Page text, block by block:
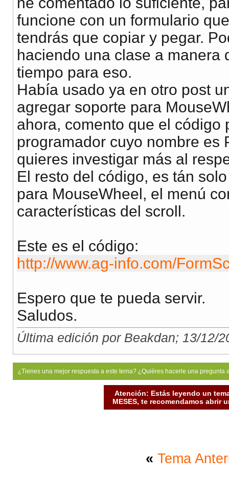
funcione con un formulario
tendrás que copiar y pegar.
haciendo una clase a manera
tiempo para eso.
Había usado ya en otro post
agregar soporte para
ahora, comento que el código
programador cuyo nombre es
quieres investigar más al
El resto del código, es tán
para MouseWheel, el menú
características del scroll.
Este es el código:
http://www.ag-info.com/
Espero que te pueda servir.
Saludos.
Última edición por Beakdan; 13/12/
¿Tienes una mejor respuesta a este tema? ¿Quiéres hacerle una
Atención: Estás leyendo un
MESES, te recomendamos abrir
« Tema